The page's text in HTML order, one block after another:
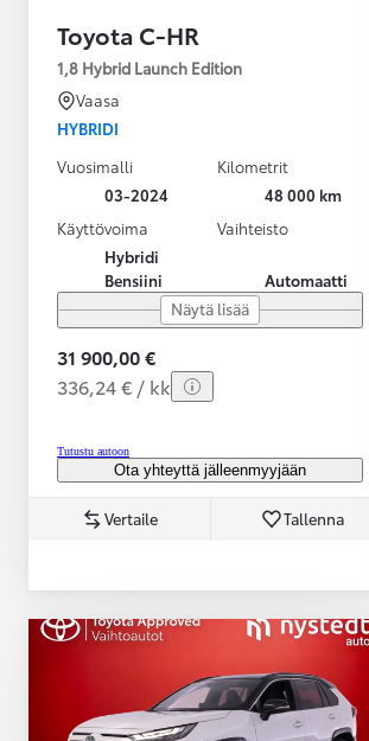
Toyota C-HR
1,8 Hybrid Launch Edition
Vaasa
HYBRIDI
Vuosimalli
03-2024
Kilometrit
48 000 km
Käyttövoima
Hybridi
Bensiini
Vaihteisto
Automaatti
Näytä lisää
31 900,00 €
336,24 € / kk
Tutustu autoon
Ota yhteyttä jälleenmyyjään
Vertaile Tallenna